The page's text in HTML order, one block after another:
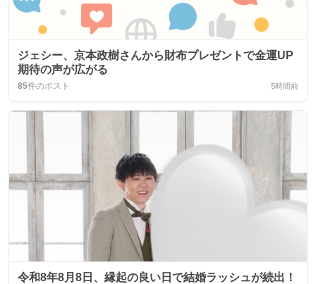
ジェシー、京本政樹さんから財布プレゼントで金運UP
期待の声が広がる
85件のポスト 5時間前
令和8年8月8日、縁起の良い日で結婚ラッシュが続出！